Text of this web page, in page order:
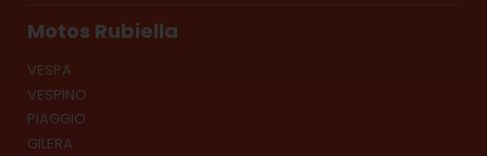
Motos Rubiella
VESPA
VESPINO
PIAGGIO
GILERA